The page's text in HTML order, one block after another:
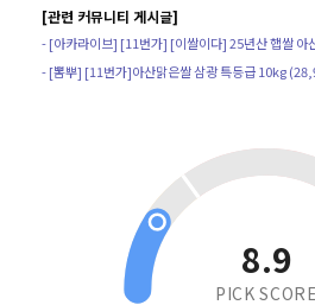
[관련 커뮤니티 게시글]
- [아카라이브] [11번가] [이쌀이다] 25년산 햅쌀 아
- [뽐뿌] [11번가]아산맑은쌀 삼광 특등급 10kg
8.9
PICK SCORE